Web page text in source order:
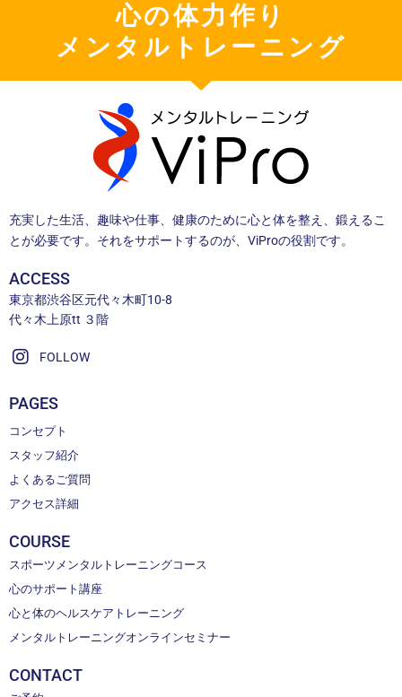
心の体力作り
メンタルトレーニング
充実した生活、趣味や仕事、健康のために心と体を整え、鍛えるこ
とが必要です。それをサポートするのが、ViProの役割です。
ACCESS
東京都渋谷区元代々木町10-8
代々木上原tt ３階
FOLLOW
PAGES
コンセプト
スタッフ紹介
よくあるご質問
アクセス詳細
COURSE
スポーツメンタルトレーニングコース
心のサポート講座
心と体のヘルスケアトレーニング
メンタルトレーニングオンラインセミナー
CONTACT